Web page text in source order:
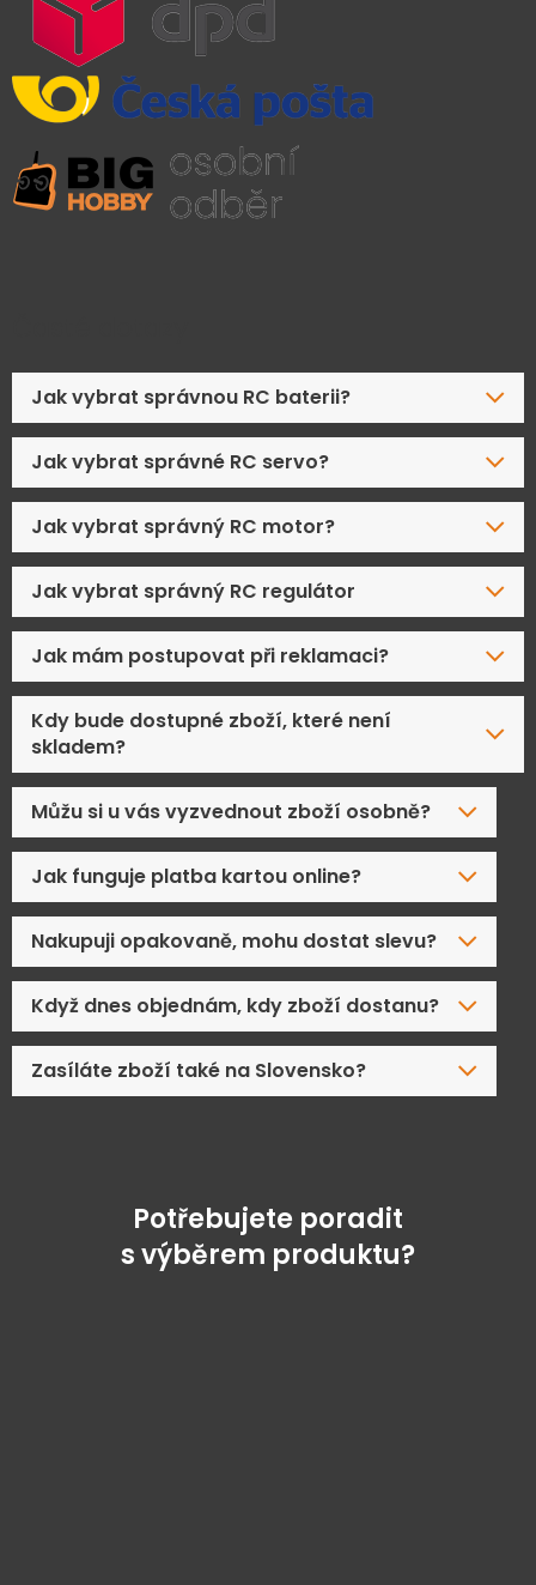
Jak vybrat správnou RC baterii?
Jak vybrat správné RC servo?
Jak vybrat správný RC motor?
Jak vybrat správný RC regulátor
Jak mám postupovat při reklamaci?
Kdy bude dostupné zboží, které není
skladem?
Můžu si u vás vyzvednout zboží osobně?
Jak funguje platba kartou online?
Nakupuji opakovaně, mohu dostat slevu?
Když dnes objednám, kdy zboží dostanu?
Zasíláte zboží také na Slovensko?
Potřebujete poradit
s výběrem produktu?